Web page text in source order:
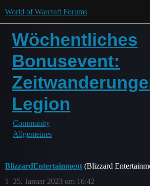
World of Warcraft Forums
Wöchentliches
Bonusevent:
Legion
Community
Allgemeines
BlizzardEntertainment (Blizzard
25. Januar 2023 um 16:42
1